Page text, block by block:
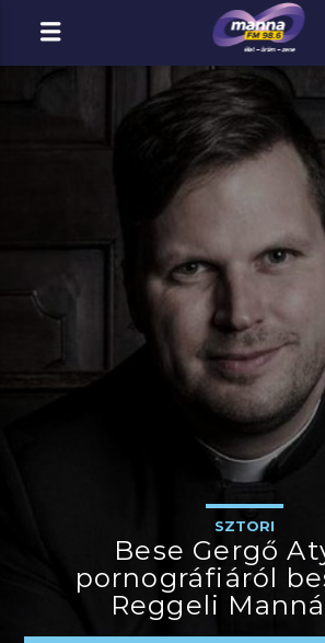
Calum Scott : Rhythm Inside
JELENLEGI MŰSOR
KANAPÉ
SZTORI
Bese Gergő
pornográfiáról
Reggeli